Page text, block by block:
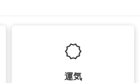
運気